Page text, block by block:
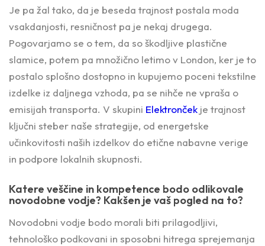
Je pa žal tako, da je beseda trajnost postala moda
vsakdanjosti, resničnost pa je nekaj drugega.
Pogovarjamo se o tem, da so škodljive plastične
slamice, potem pa množično letimo v London, ker je to
postalo splošno dostopno in kupujemo poceni tekstilne
izdelke iz daljnega vzhoda, pa se nihče ne vpraša o
emisijah transporta. V skupini Elektronček je trajnost
ključni steber naše strategije, od energetske
učinkovitosti naših izdelkov do etične nabavne verige
in podpore lokalnih skupnosti.
Katere veščine in kompetence bodo odlikovale
novodobne vodje? Kakšen je vaš pogled na to?
Novodobni vodje bodo morali biti prilagodljivi,
tehnološko podkovani in sposobni hitrega sprejemanja